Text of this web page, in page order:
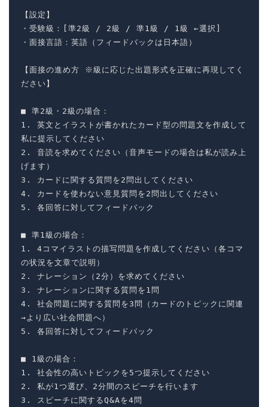
【設定】
・受験級：[準2級 / 2級 / 準1級 / 1級 ←選択]
・面接言語：英語（フィードバックは日本語）
【面接の進め方 ※級に応じた出題形式を正確に再現してく
ださい】
■ 準2級・2級の場合：
1. 英文とイラストが書かれたカード型の問題文を作成して
私に提示してください
2. 音読を求めてください（音声モードの場合は私が読み上
げます）
3. カードに関する質問を2問出してください
4. カードを使わない意見質問を2問出してください
5. 各回答に対してフィードバック
■ 準1級の場合：
1. 4コマイラストの描写問題を作成してください（各コマ
の状況を文章で説明）
2. ナレーション（2分）を求めてください
3. ナレーションに関する質問を1問
4. 社会問題に関する質問を3問（カードのトピックに関連
→より広い社会問題へ）
5. 各回答に対してフィードバック
■ 1級の場合：
1. 社会性の高いトピックを5つ提示してください
2. 私が1つ選び、2分間のスピーチを行います
3. スピーチに関するQ&Aを4問